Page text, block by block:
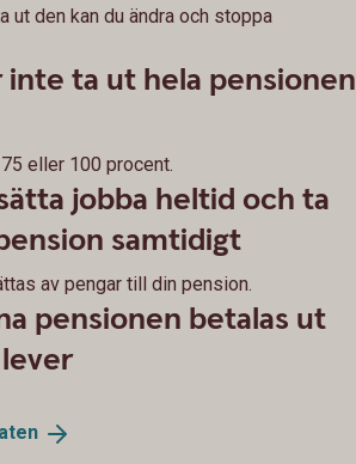
ut den kan du ändra och stoppa
inte ta ut hela pensionen
eller 100 procent.
jobba heltid och ta
samtidigt
av pengar till din pension.
pensionen betalas ut